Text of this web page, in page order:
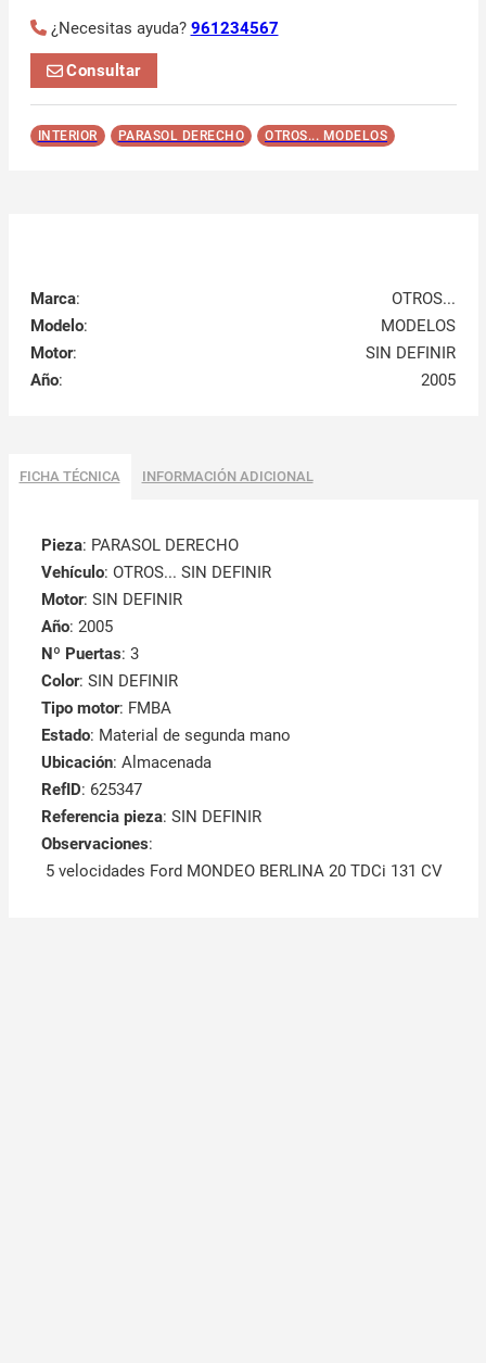
¿Necesitas ayuda? 961234567
Consultar
INTERIOR PARASOL DERECHO OTROS... MODELOS
Marca:
OTROS...
Modelo:
MODELOS
Motor:
SIN DEFINIR
Año: 2005
FICHA TÉCNICA INFORMACIÓN ADICIONAL
Pieza: PARASOL DERECHO
Vehículo: OTROS... SIN DEFINIR
Motor: SIN DEFINIR
Año: 2005
Nº Puertas: 3
Color: SIN DEFINIR
Tipo motor: FMBA
Estado: Material de segunda mano
Ubicación: Almacenada
RefID: 625347
Referencia pieza: SIN DEFINIR
Observaciones:
5 velocidades Ford MONDEO BERLINA 20 TDCi 131 CV